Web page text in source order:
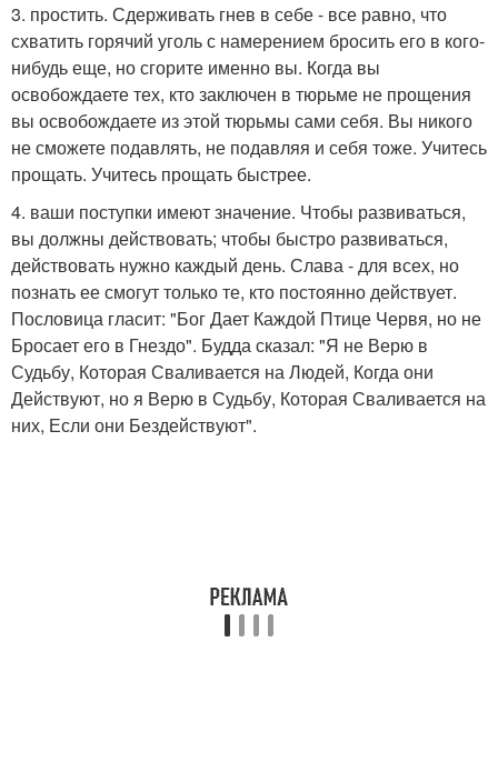
3. простить. Сдерживать гнев в себе - все равно, что
схватить горячий уголь с намерением бросить его в кого-
нибудь еще, но сгорите именно вы. Когда вы
освобождаете тех, кто заключен в тюрьме не прощения
вы освобождаете из этой тюрьмы сами себя. Вы никого
не сможете подавлять, не подавляя и себя тоже. Учитесь
прощать. Учитесь прощать быстрее.
4. ваши поступки имеют значение. Чтобы развиваться,
вы должны действовать; чтобы быстро развиваться,
действовать нужно каждый день. Слава - для всех, но
познать ее смогут только те, кто постоянно действует.
Пословица гласит: "Бог Дает Каждой Птице Червя, но не
Бросает его в Гнездо". Будда сказал: "Я не Верю в
Судьбу, Которая Сваливается на Людей, Когда они
Действуют, но я Верю в Судьбу, Которая Сваливается на
них, Если они Бездействуют".